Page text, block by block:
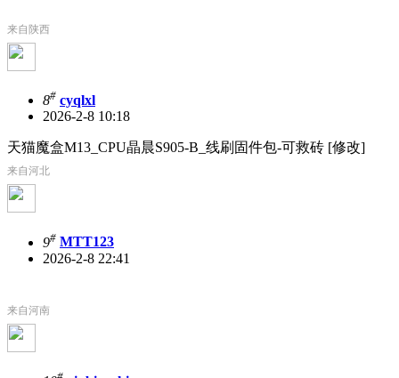
来自陕西
8# cyqlxl
2026-2-8 10:18
天猫魔盒M13_CPU晶晨S905-B_线刷固件包-可救砖 [修改]
来自河北
9# MTT123
2026-2-8 22:41
来自河南